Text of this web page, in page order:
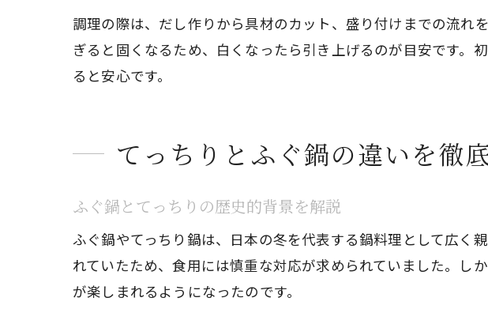
調理の際は、だし作りから具材のカット、盛り付けまでの流れ
ぎると固くなるため、白くなったら引き上げるのが目安です。
ると安心です。
てっちりとふぐ鍋の違いを徹
ふぐ鍋とてっちりの歴史的背景を解説
ふぐ鍋やてっちり鍋は、日本の冬を代表する鍋料理として広く
れていたため、食用には慎重な対応が求められていました。し
が楽しまれるようになったのです。